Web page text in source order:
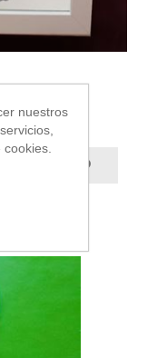
nuestros